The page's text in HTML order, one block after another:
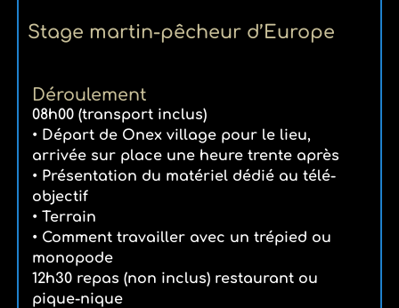
Stage martin-pêcheur d’Europe
Déroulement
08h00 (transport inclus)
• Départ de Onex village pour le lieu,
arrivée sur place une heure trente après
• Présentation du matériel dédié au télé-
objectif
• Terrain
• Comment travailler avec un trépied ou
monopode
12h30 repas (non inclus) restaurant ou
pique-nique